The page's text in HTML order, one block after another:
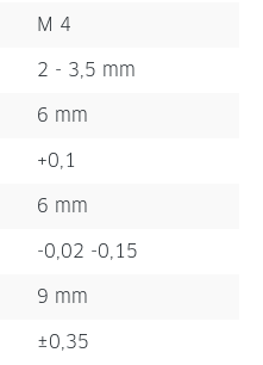
M 4
2 - 3,5 mm
6 mm
+0,1
6 mm
-0,02 -0,15
9 mm
±0,35